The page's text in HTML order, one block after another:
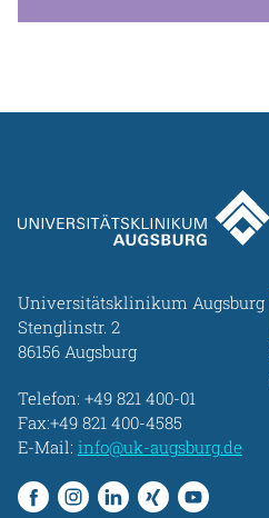
Universitätsklinikum Augsburg
Stenglinstr. 2
86156 Augsburg
Telefon: +49 821 400-01
Fax:+49 821 400-4585
E-Mail: info@uk-augsburg.de